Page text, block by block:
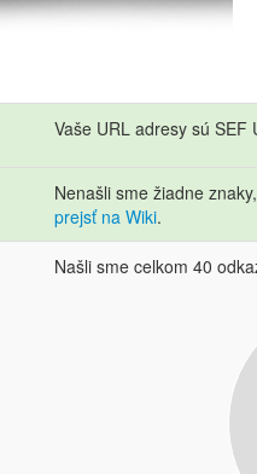
Vaše URL adresy sú
Nenašli sme žiadne
prejsť na Wiki.
Našli sme celkom 40